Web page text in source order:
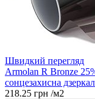
Швидкий перегляд
Armolan R Bronze
сонцезахисна
218.25 грн /м2